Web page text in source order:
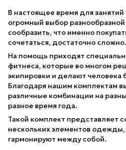
В настоящее время для
огромный выбор
сообразить, что именно
сочетаться, достаточно сложно.
На помощь приходят
фитнеса, которые во многом
экипировки и делают человека
Благодаря нашим комплектам
различные комбинации на
разное время года.
Такой комплект представляет
нескольких элементов
гармонируют между собой.